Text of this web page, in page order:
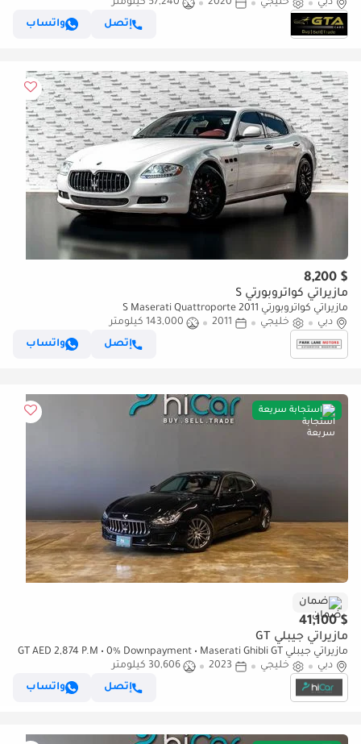
Maserati Service History, 1 Year Warranty, GCC
دبي خليجي 2020
57,240 كيلومتر
إتصل
واتساب
$ 8,200
مازيراتي كواتروبورتي S
مازيراتي كواتروبورتي S Maserati Quattroporte 2011
دبي
خليجي 2011
143,000 كيلومتر
إتصل
واتساب
استجابة سريعة
ضمان
$ 41,100
مازيراتي جيبلي GT
مازيراتي جيبلي GT AED 2,874 P.M • 0% Downpayment • Maserati Ghibli GT
Hybrid • 1 Year Warranty
دبي خليجي 2023
30,606 كيلومتر
إتصل
واتساب